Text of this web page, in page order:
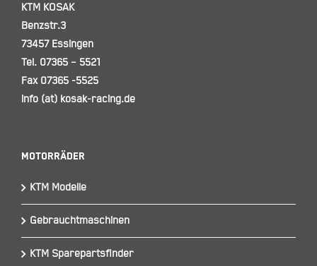
KTM KOSAK
Benzstr.3
73457 Essingen
Tel. 07365 – 5521
Fax 07365 -5525
info (at) kosak-racing.de
Motorräder
KTM Modelle
Gebrauchtmaschinen
KTM Sparepartsfinder